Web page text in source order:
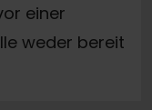
einer
weder bereit